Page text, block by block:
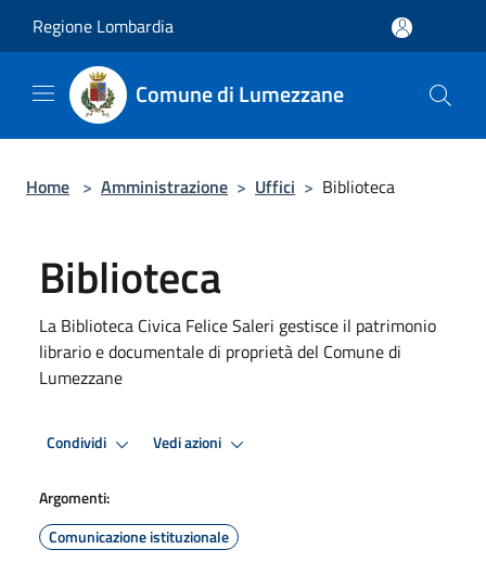
Regione Lombardia
Comune di Lumezzane
Home > Amministrazione > Uffici > Biblioteca
Biblioteca
La Biblioteca Civica Felice Saleri gestisce il patrimonio
librario e documentale di proprietà del Comune di
Lumezzane
Condividi Vedi azioni
Argomenti:
Comunicazione istituzionale